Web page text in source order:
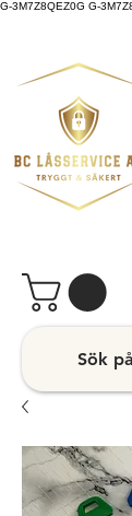
G-3M7Z8QEZ0G G-
Sök